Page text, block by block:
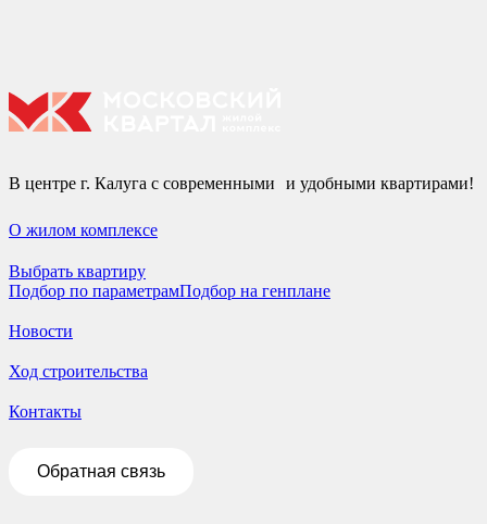
В центре г. Калуга с современными и удобными квартирами!
О жилом комплексе
Выбрать квартиру
Подбор по параметрамПодбор на генплане
Новости
Ход строительства
Контакты
Обратная связь